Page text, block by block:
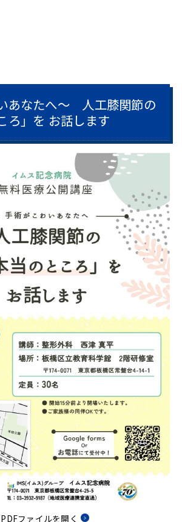
あなたへ～ 人工膝関節の
ろ」を お話します
PDFファイルを開く